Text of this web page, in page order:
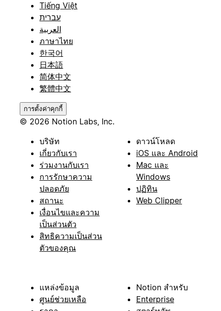
Tiếng Việt
עברית
العربية
ภาษาไทย
한국어
日本語
简体中文
繁體中文
การตั้งค่าคุกกี้
© 2026 Notion Labs, Inc.
บริษัท
เกี่ยวกับเรา
ร่วมงานกับเรา
การรักษาความ
ปลอดภัย
สถานะ
เงื่อนไขและความ
เป็นส่วนตัว
สิทธิความเป็นส่วน
ตัวของคุณ
ดาวน์โหลด
iOS และ Android
Mac และ
Windows
ปฏิทิน
Web Clipper
แหล่งข้อมูล
ศูนย์ช่วยเหลือ
Notion สำหรับ
Enterprise